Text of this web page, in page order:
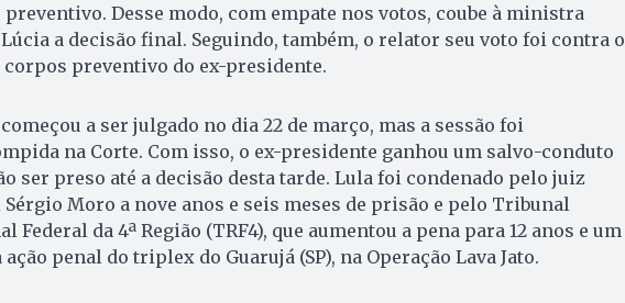
Desse modo, com empate nos votos, coube à ministra
a decisão final. Seguindo, também, o relator seu voto foi contra o
corpos preventivo do ex-presidente.
começou a ser julgado no dia 22 de março, mas a sessão foi
na Corte. Com isso, o ex-presidente ganhou um salvo-conduto
ser preso até a decisão desta tarde. Lula foi condenado pelo juiz
Moro a nove anos e seis meses de prisão e pelo Tribunal
Federal da 4ª Região (TRF4), que aumentou a pena para 12 anos e um
ação penal do triplex do Guarujá (SP), na Operação Lava Jato.